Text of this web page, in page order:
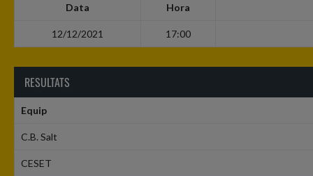
Data Hora
12/12/2021 17:00
RESULTATS
Equip
C.B. Salt
CESET